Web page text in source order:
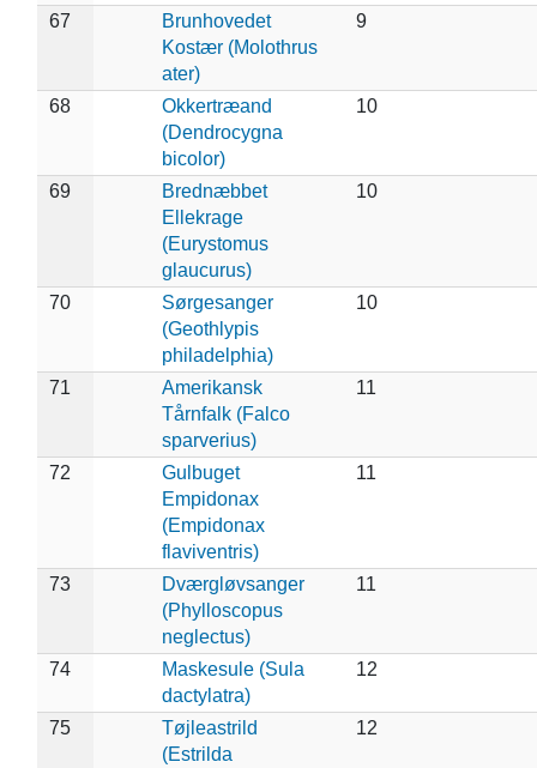
67
Brunhovedet
Kostær (Molothrus
ater)
9
68
Okkertræand
(Dendrocygna
bicolor)
10
69
Brednæbbet
Ellekrage
(Eurystomus
glaucurus)
10
70
Sørgesanger
(Geothlypis
philadelphia)
10
71
Amerikansk
Tårnfalk (Falco
sparverius)
11
72
Gulbuget
Empidonax
(Empidonax
flaviventris)
11
73
Dværgløvsanger
(Phylloscopus
neglectus)
11
74
Maskesule (Sula
dactylatra)
12
75
Tøjleastrild
(Estrilda
12